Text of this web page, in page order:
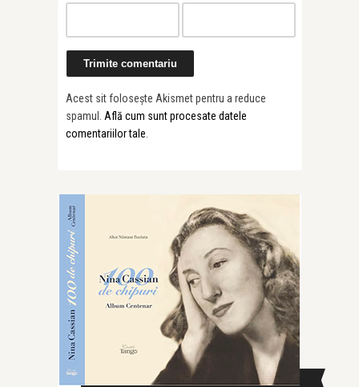
Acest sit folosește Akismet pentru a reduce
spamul. Află cum sunt procesate datele
comentariilor tale
CAUTĂ ÎN SITE